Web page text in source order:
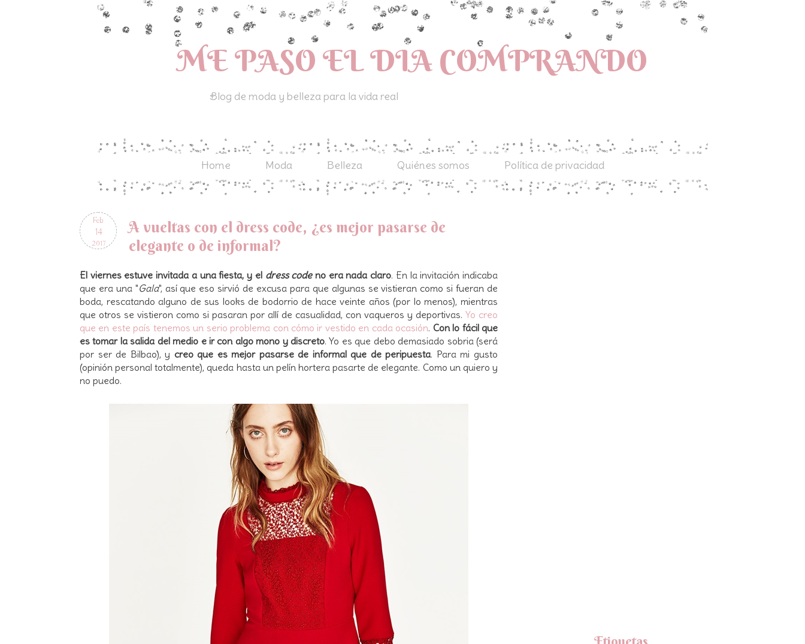
ME PASO EL DIA COMPRANDO
Blog de moda y belleza para la vida real
Home Moda Belleza Quiénes somos Política de privacidad
Feb
14
2017
A vueltas con el dress code, ¿es mejor pasarse de
elegante o de informal?
El viernes estuve invitada a una fiesta, y el dress codeno era nada claro. En la invitación indicaba
que era una "Gala", así que eso sirvió de excusa para que algunas se vistieran como si fueran de
boda, rescatando alguno de sus looks de bodorrio de hace veinte años (por lo menos), mientras
que otros se vistieron como si pasaran por allí de casualidad, con vaqueros y deportivas. Yo creo
que en este país tenemos un serio problema con cómo ir vestido en cada ocasión. Con lo fácil que
es tomar la salida del medio e ir con algo mono y discreto. Yo es que debo demasiado sobria (será
por ser de Bilbao), y creo que es mejor pasarse de informal que de peripuesta. Para mi gusto
(opinión personal totalmente), queda hasta un pelín hortera pasarte de elegante. Como un quiero y
no puedo.